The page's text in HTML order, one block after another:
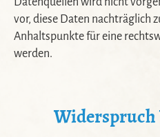
vor, diese Daten nachträglich
Anhaltspunkte für eine
werden.
Widerspruch